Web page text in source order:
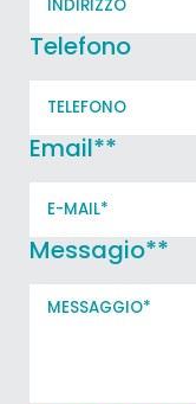
Telefono
Email**
Messagio**